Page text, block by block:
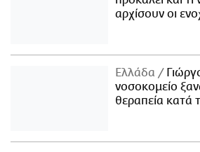
αρχίσουν οι
Ελλάδα
νοσοκομείο
θεραπεία κατά